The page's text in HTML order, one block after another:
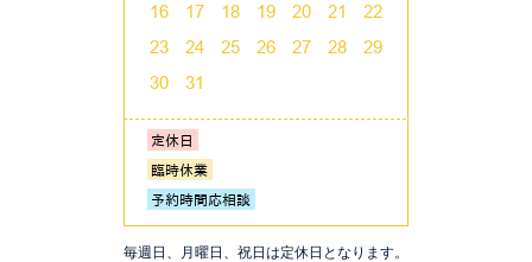
毎週日、月曜日、祝日は定休日となります。